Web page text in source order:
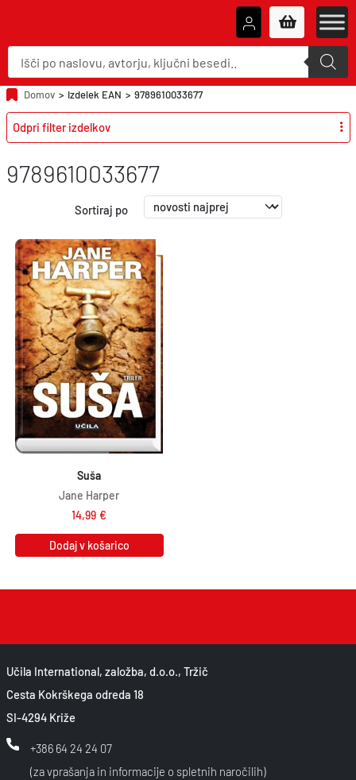
P
o
d
u
c
t
s
r
c
Domov > Izdelek EAN > 9789610033677
9789610033677
Sortiraj po
Suša
Jane Harper
14,99 €
Dodaj v košarico
Odpri filter izdelkov
Učila International, založba, d.o.o., Tržič
Cesta Kokrškega odreda 18
SI-4294 Križe
+386 64 24 24 07
(za vprašanja in informacije o spletnih naročilih)